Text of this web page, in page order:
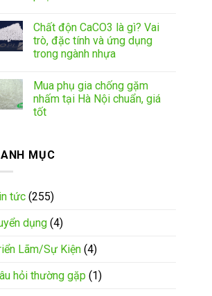
Chất độn CaCO3 là gì? Vai
trò, đặc tính và ứng dụng
trong ngành nhựa
Mua phụ gia chống gặm
nhấm tại Hà Nội chuẩn, giá
tốt
MỤC
tức (255)
dụng (4)
Lãm/Sự Kiện (4)
hỏi thường gặp (1)